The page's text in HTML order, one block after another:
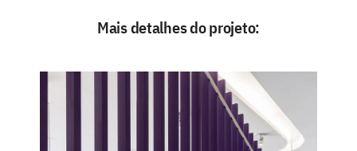
Mais detalhes do projeto: